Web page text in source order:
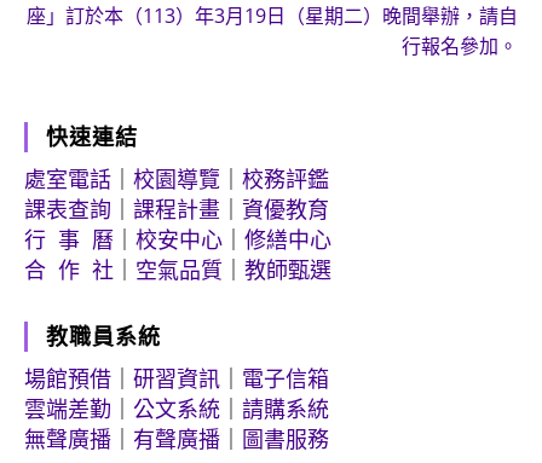
座」訂於本（113）年3月19日（星期二）晚間舉辦，請自
行報名參加。
快速連結
處室電話
校園導覽
校務評鑑
課表查詢
課程計畫
資優教育
行 事 曆
校安中心
修繕中心
合 作 社
空氣品質 教師甄選
教職員系統
場館預借
研習資訊
電子信箱
雲端差勤
公文系統
請購系統
無聲廣播
有聲廣播 圖書服務